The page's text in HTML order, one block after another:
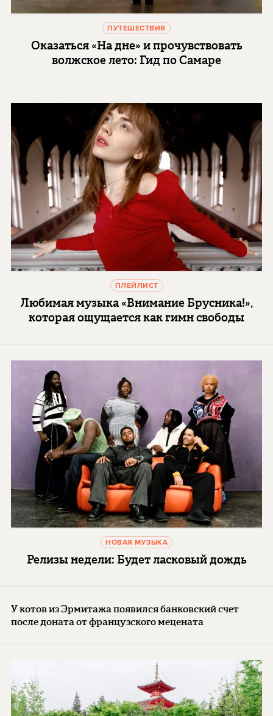
ПУТЕШЕСТВИЯ
Оказаться «На дне» и прочувствовать
волжское лето: Гид по Самаре
ПЛЕЙЛИСТ
Любимая музыка «Внимание Брусника!»,
которая ощущается как гимн свободы
НОВАЯ МУЗЫКА
Релизы недели: Будет ласковый дождь
У котов из Эрмитажа появился банковский счет
после доната от французского мецената